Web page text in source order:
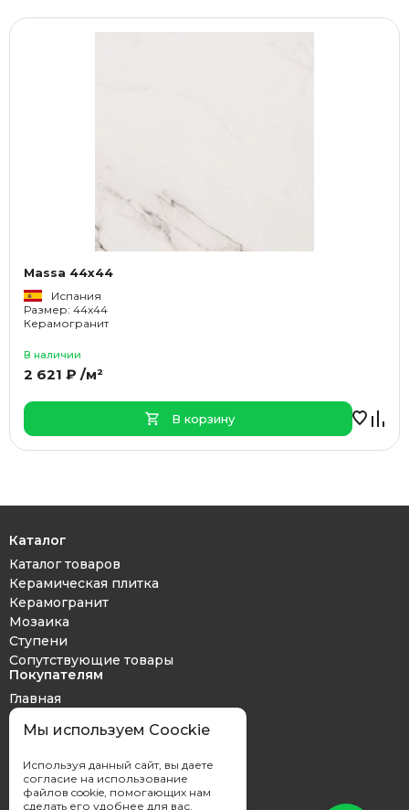
Massa 44x44
Испания
Размер: 44x44
Керамогранит
В наличии
2 621 ₽ /м²
В корзину
Каталог
Каталог товаров
Керамическая плитка
Керамогранит
Мозаика
Ступени
Сопутствующие товары
Покупателям
Главная
Дизайн проект
Оплата и доставка
Контакты
Мы используем Coockie
Используя данный сайт, вы даете
согласие на использование
файлов cookie, помогающих нам
сделать его удобнее для вас.